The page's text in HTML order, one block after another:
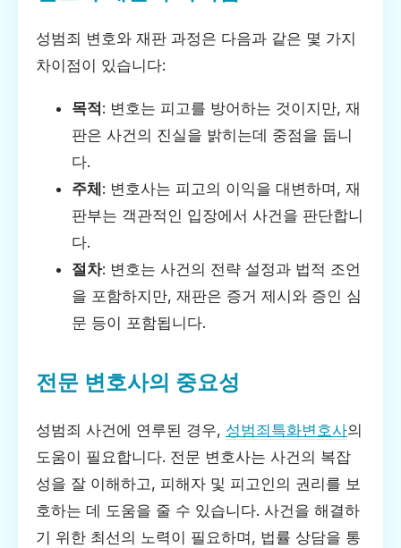
성범죄 변호와 재판 과정은 다음과 같은 몇 가지
차이점이 있습니다:
목적 : 변호는 피고를 방어하는 것이지만, 재
판은 사건의 진실을 밝히는데 중점을 둡니
다.
주체 : 변호사는 피고의 이익을 대변하며, 재
판부는 객관적인 입장에서 사건을 판단합니
다.
절차: 변호는 사건의 전략 설정과 법적 조언
을 포함하지만, 재판은 증거 제시와 증인 심
문 등이 포함됩니다.
전문 변호사의 중요성
성범죄 사건에 연루된 경우, 성범죄특화변호사의
도움이 필요합니다. 전문 변호사는 사건의 복잡
성을 잘 이해하고, 피해자 및 피고인의 권리를 보
호하는 데 도움을 줄 수 있습니다. 사건을 해결하
기 위한 최선의 노력이 필요하며, 법률 상담을 통